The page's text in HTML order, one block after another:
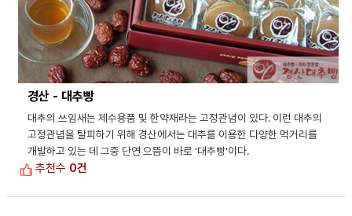
경산 - 대추빵
대추의 쓰임새는 제수용품 및 한약재라는 고정관념이 있다. 이런 대추의
고정관념을 탈피하기 위해 경산에서는 대추를 이용한 다양한 먹거리를
개발하고 있는 데 그중 단연 으뜸이 바로 ‘대추빵’이다.
추천수 0건